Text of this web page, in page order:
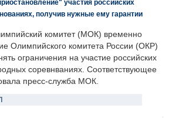
участия российских
получив нужные ему гарантии
комитет (МОК) временно
Олимпийского комитета России (ОКР)
ограничения на участие российских
соревнваниях. Соответствующее
пресс-служба МОК.